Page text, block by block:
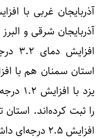
یزد با
را ثبت کرده‌اند. استان
افزایش ۲.۵ درجه‌ای داشته‌است.